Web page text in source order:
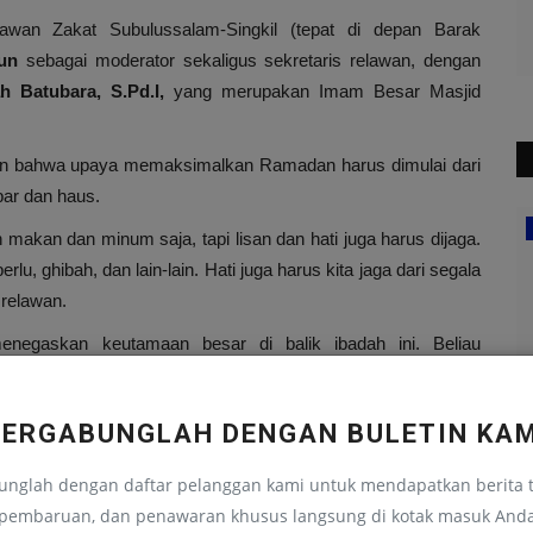
DENGAN BULETIN
dengan daftar pelanggan kami untuk mendapatkan berita
pembaruan, dan penawaran khusus langsung di kotak masuk
Zakat Subulussalam-Singkil (tepat di depan Barak
sebagai moderator sekaligus sekretaris relawan, dengan
Batubara, S.Pd.I, yang merupakan Imam Besar Masjid
upaya memaksimalkan Ramadan harus dimulai dari
dan haus.
dan minum saja, tapi lisan dan hati juga harus dijaga.
ghibah, dan lain-lain. Hati juga harus kita jaga dari segala
keutamaan besar di balik ibadah ini. Beliau
dengan didasari iman dan mengharap rida Allah, maka
yang akan datang.
hadirin untuk tidak menyia-nyiakan waktu selama
diamalkan:
Reportase
Workshop E-Smart IKM di Sumatera
Anna Lestari Sibarania April 30, 2025 0 162